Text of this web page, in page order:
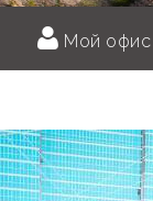
Мой офис